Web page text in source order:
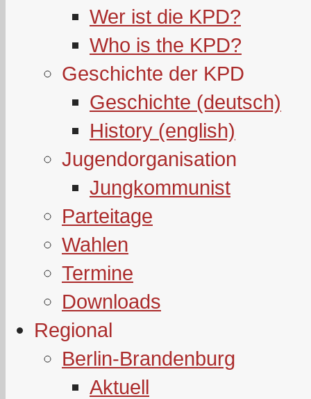
Wer ist die KPD?
Who is the KPD?
Geschichte der KPD
Geschichte (deutsch)
History (english)
Jugendorganisation
Jungkommunist
Parteitage
Wahlen
Termine
Downloads
Regional
Berlin-Brandenburg
Aktuell